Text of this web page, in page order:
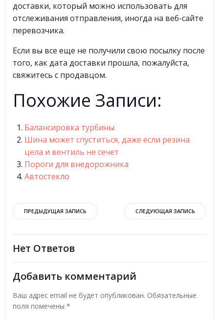
доставки, который можно использовать для
отслеживания отправления, иногда на веб-сайте
перевозчика.
Если вы все еще не получили свою посылку после
того, как дата доставки прошла, пожалуйста,
свяжитесь с продавцом.
Похожие Записи:
Балансировка турбины
Шина может спуститься, даже если резина
цела и вентиль не сечет
Пороги для внедорожника
Автостекло
Навигация
по
записям
ПРЕДЫДУЩАЯ ЗАПИСЬ
Навигация
по
СЛЕДУЮЩАЯ ЗАПИСЬ
Нет Ответов
Добавить комментарий
Ваш адрес email не будет опубликован. Обязательные
поля помечены *